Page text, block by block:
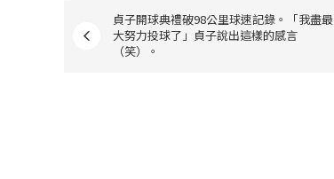
貞子開球典禮破98公里球速記錄。「我盡最
大努力投球了」貞子說出這樣的感言
（笑）。